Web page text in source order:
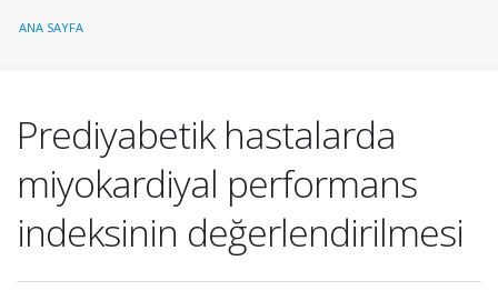
ANA SAYFA
Prediyabetik hastalarda
miyokardiyal performans
indeksinin değerlendirilmesi